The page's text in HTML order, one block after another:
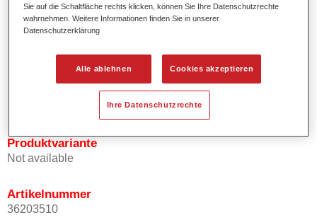
Bietet eine hohe Farbtongenauigkeit und gleichmäßige
Effektausrichtung.
Fördert kurze Prozesszeiten.
Ermöglicht einfaches und sicheres Einlackieren.
Kann variabel eingesetzt werden, z.B. für Innenraum-,
Mehrschicht- und Mehrfarbenlackierungen.
Produktvariante
Not available
Artikelnummer
36203510
Sie auf die Schaltfläche rechts klicken, können Sie Ihre Datenschutzrechte
wahrnehmen. Weitere Informationen finden Sie in unserer
Datenschutzerklärung
Alle ablehnen Cookies akzeptieren
Ihre Datenschutzrechte